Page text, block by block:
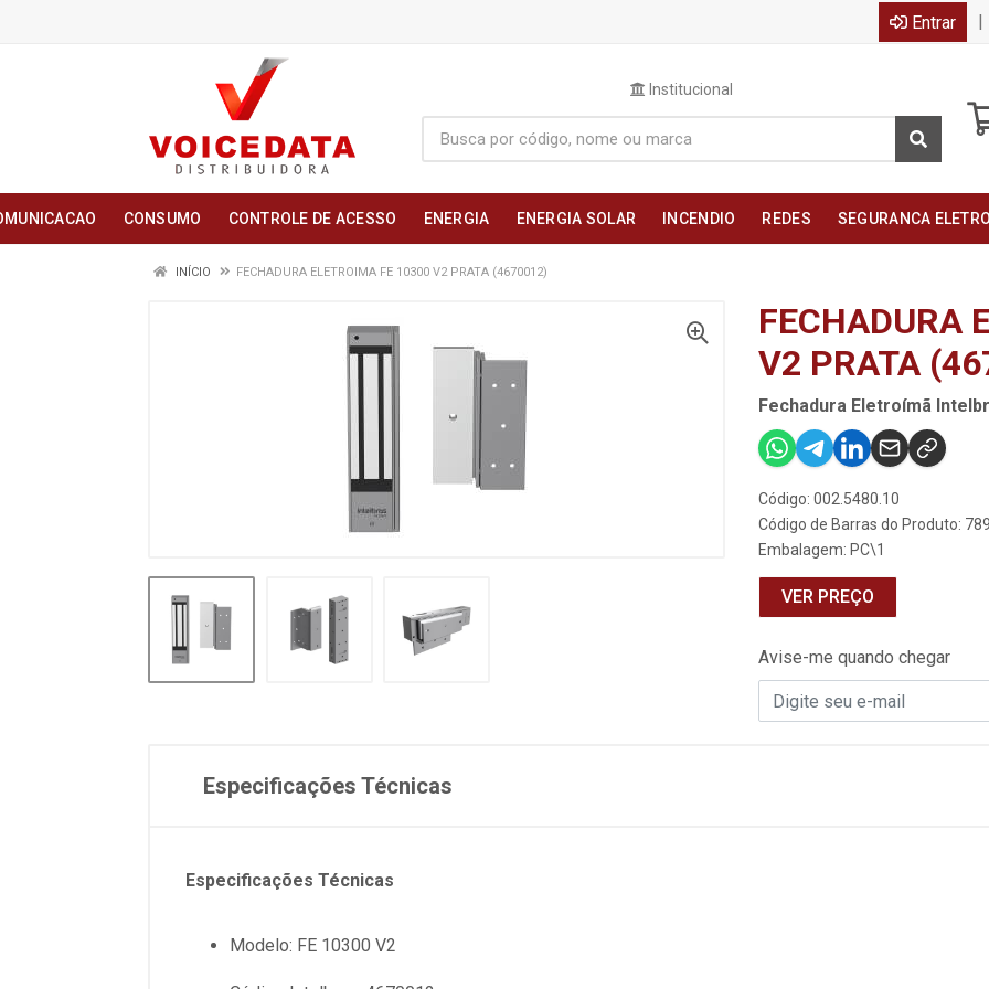
Entrar |
Institucional
CONSUMO CONTROLE DE ACESSO ENERGIA ENERGIA SOLAR INCENDIO REDES SEGURANCA
INÍCIO FECHADURA ELETROIMA FE 10300 V2 PRATA (4670012)
FECHADURA
V2 PRATA
Fechadura Eletroímã
Código: 002.5480.10
Código de Barras do Produto:
Embalagem: PC\1
VER PREÇO
Avise-me quando chegar
Especificações Técnicas
Especificações Técnicas
Modelo: FE 10300 V2